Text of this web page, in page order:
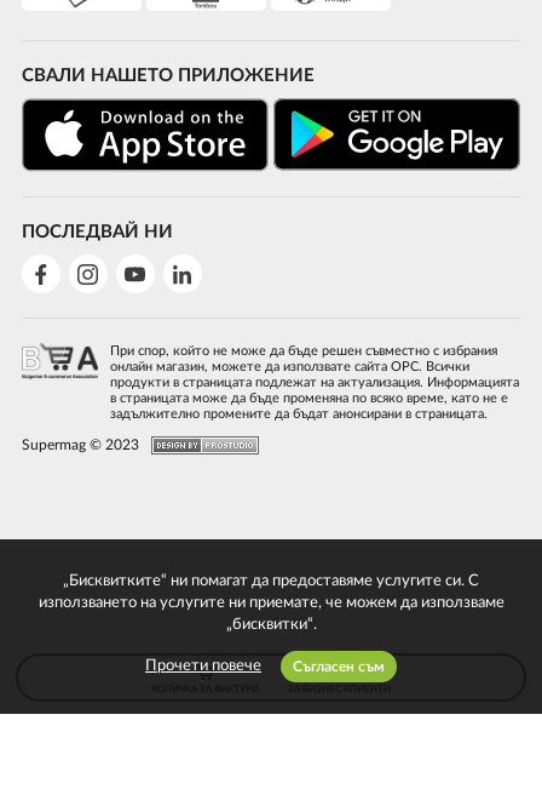
СВАЛИ НАШЕТО ПРИЛОЖЕНИЕ
ПОСЛЕДВАЙ НИ
При спор, който не може да бъде решен съвместно с избрания
онлайн магазин, можете да използвате сайта ОРС. Всички
продукти в страницата подлежат на актуализация. Информацията
в страницата може да бъде променяна по всяко време, като не е
задължително промените да бъдат анонсирани в страницата.
Supermag © 2023
„Бисквитките“ ни помагат да предоставяме услугите си. С
използването на услугите ни приемате, че можем да използваме
„бисквитки“.
Прочети повече Съгласен съм